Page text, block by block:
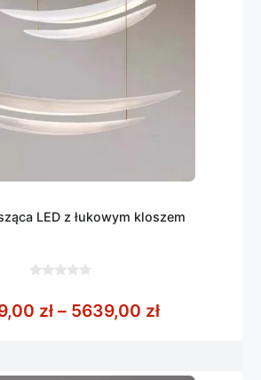
LED z łukowym kloszem
5 zł – 5639,00 złZakres cen: